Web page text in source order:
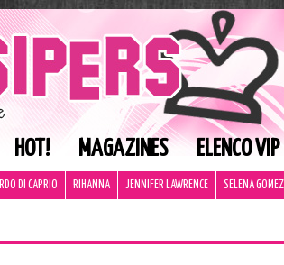
HOT! MAGAZINES ELENCO VIP
DI CAPRIO RIHANNA JENNIFER LAWRENCE SELENA GOMEZ